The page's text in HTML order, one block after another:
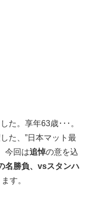
た。享年63歳･･･。
た、”日本マット最
今回は追悼の意を込
名勝負、vsスタンハ
す。